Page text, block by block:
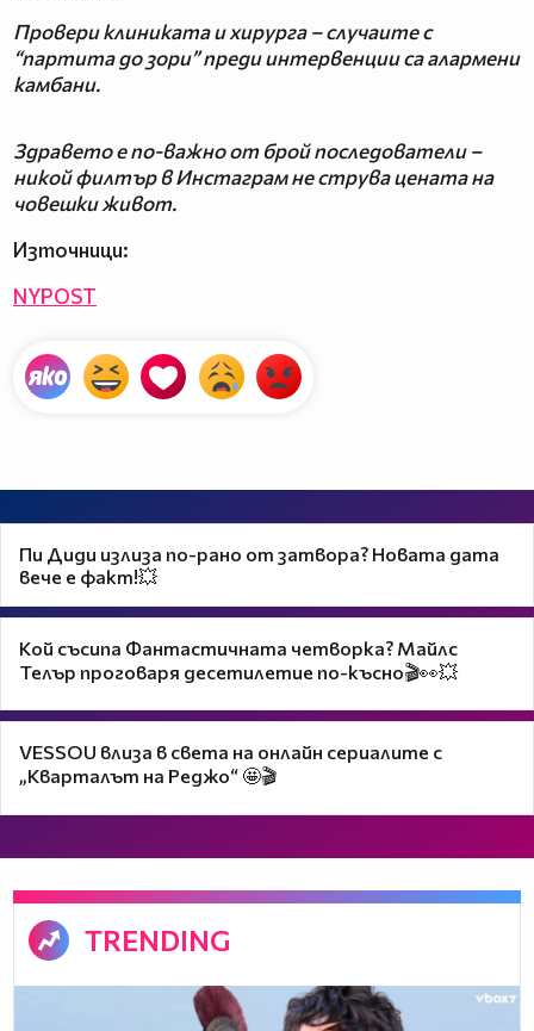
Провери клиниката и хирурга – случаите с
“партита до зори” преди интервенции са алармени
камбани.
Здравето е по-важно от брой последователи –
никой филтър в Инстаграм не струва цената на
човешки живот.
Източници:
NYPOST
Пи Диди излиза по-рано от затвора? Новата дата
вече е факт!💥
Кой съсипа Фантастичната четворка? Майлс
Телър проговаря десетилетие по-късно🎬👀💥
VESSOU влиза в света на онлайн сериалите с
„Кварталът на Реджо“ 🤩🎬
TRENDING